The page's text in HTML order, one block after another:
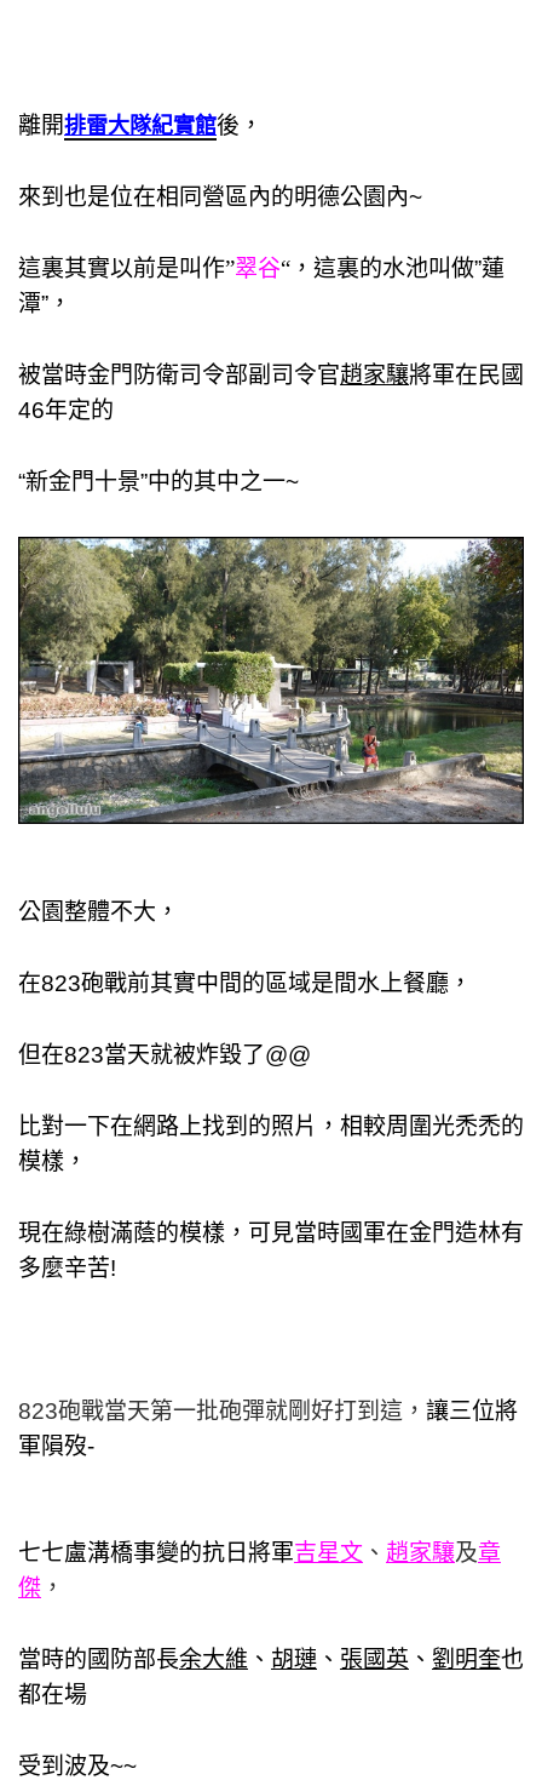
離開排雷大隊紀實館後，
來到也是位在相同營區內的明德公園內~
這裏其實以前是叫作”翠谷“， 這裏的水池叫做”蓮
潭”，
被當時金門防衛司令部副司令官趙家驤將軍在民國
46年定的
“新金門十景”中的其中之一~
公園整體不大，
在823砲戰前其實中間的區域是間水上餐廳，
但在823當天就被炸毀了@@
比對一下在網路上找到的照片，相較周圍光禿禿的
模樣，
現在綠樹滿蔭的模樣，可見當時國軍在金門造林有
多麼辛苦!
823砲戰當天第一批砲彈就剛好打到這， 讓三位將
軍隕歿-
七七盧溝橋事變的抗日將軍吉星文 、 趙家驤及章
傑 ，
當時的國防部長余大維 、 胡璉 、 張國英 、 劉明奎也
都在場
受到波及~~